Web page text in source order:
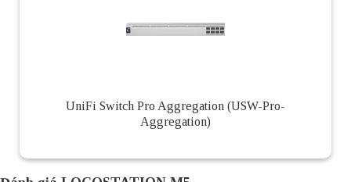
UniFi Switch Pro Aggregation (USW-Pro-
Aggregation)